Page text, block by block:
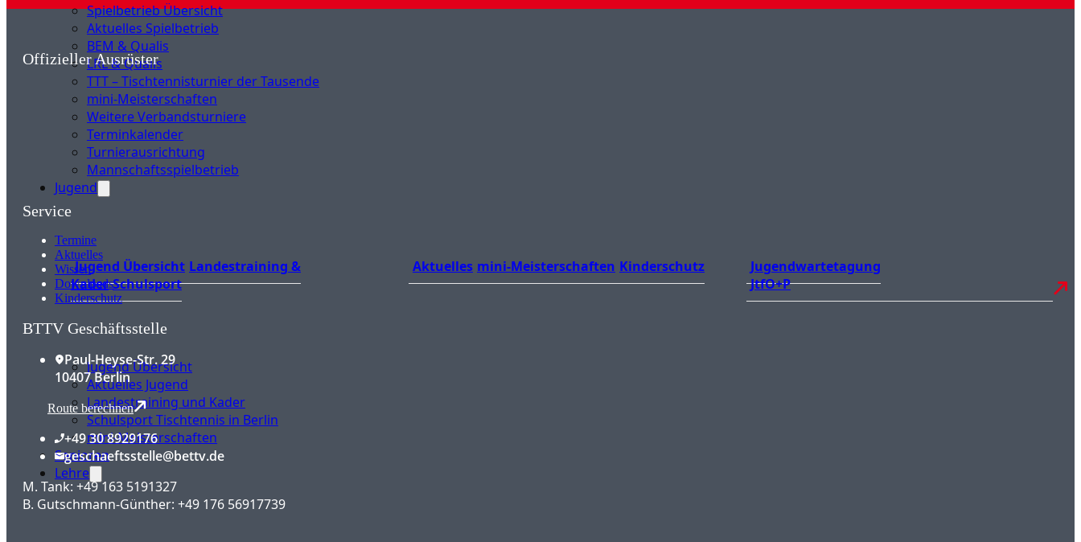
Spielbetrieb Übersicht
Aktuelles Spielbetrieb
BEM & Qualis
LRL & Qualis
TTT – Tischtennisturnier der Tausende
mini-Meisterschaften
Weitere Verbandsturniere
Terminkalender
Turnierausrichtung
Mannschaftsspielbetrieb
Jugend
Jugend Übersicht Landestraining &
Kader Schulsport
Aktuelles mini-Meisterschaften Kinderschutz
Jugendwartetagung
JtfO+P
Jugend Übersicht
Aktuelles Jugend
Landestraining und Kader
Schulsport Tischtennis in Berlin
mini-Meisterschaften
Senioren
Lehre
Offizieller Ausrüster
Service
Termine
Aktuelles
Wissen
Downloads
Kinderschutz
BTTV Geschäftsstelle
Paul-Heyse-Str. 29
10407 Berlin
Route berechnen
+49 30 8929176
geschaeftsstelle@bettv.de
M. Tank: +49 163 5191327
B. Gutschmann-Günther: +49 176 56917739